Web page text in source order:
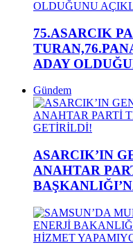
75.ASARCIK
ADAY
Gündem
ASARCIK’IN
ANAHTAR